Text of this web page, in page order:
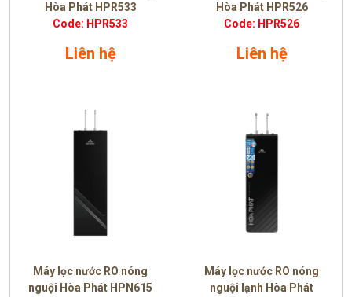
Hòa Phát HPR533
Code: HPR533
Liên hệ
Hòa Phát HPR526
Code: HPR526
Liên hệ
Máy lọc nước RO nóng
nguội Hòa Phát HPN615
Máy lọc nước RO nóng
nguội lạnh Hòa Phát